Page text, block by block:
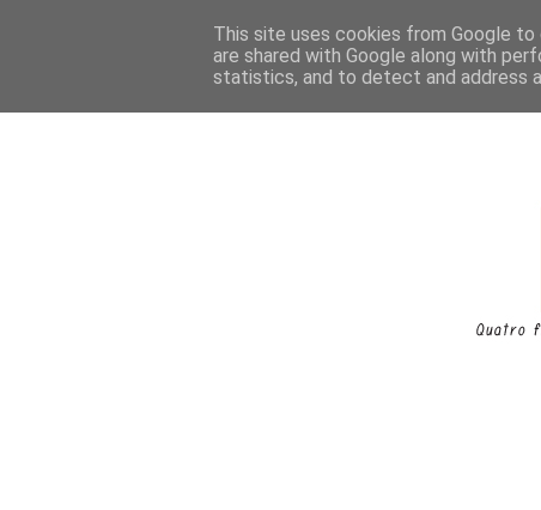
This site uses cookies from Google
are shared with Google along with
statistics, and to detect and address